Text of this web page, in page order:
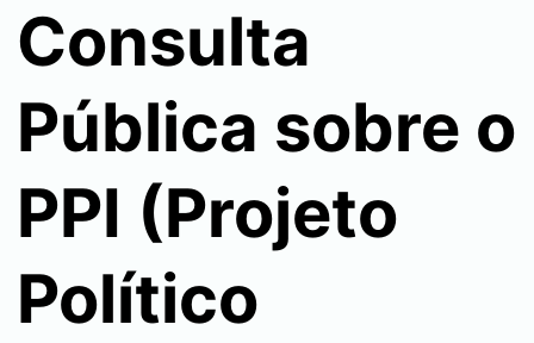
Consulta
Pública sobre o
PPI (Projeto
Político